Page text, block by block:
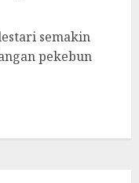
semakin
pekebun